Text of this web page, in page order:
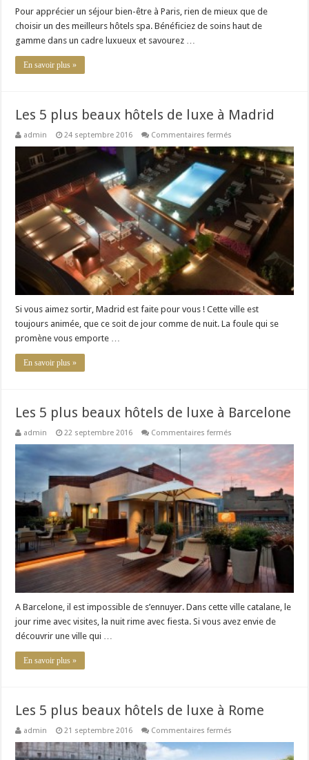
Pour apprécier un séjour bien-être à Paris, rien de mieux que de
choisir un des meilleurs hôtels spa. Bénéficiez de soins haut de
gamme dans un cadre luxueux et savourez …
En savoir plus »
Les 5 plus beaux hôtels de luxe à Madrid
admin 24 septembre 2016 Commentaires fermés
5
plus
beaux
hôtels
de
luxe
à
Madrid
Si vous aimez sortir, Madrid est faite pour vous ! Cette ville est
toujours animée, que ce soit de jour comme de nuit. La foule qui se
promène vous emporte …
En savoir plus »
Les 5 plus beaux hôtels de luxe à Barcelone
admin 22 septembre 2016 Commentaires fermés
plus
hôtels
de
Barcelone
A Barcelone, il est impossible de s’ennuyer. Dans cette ville catalane, le
jour rime avec visites, la nuit rime avec fiesta. Si vous avez envie de
découvrir une ville qui …
En savoir plus »
Les 5 plus beaux hôtels de luxe à Rome
admin 21 septembre 2016 Commentaires fermés